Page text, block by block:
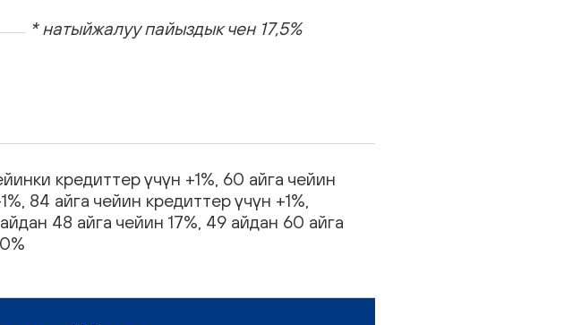
* натыйжалуу пайыздык чен 17,5%
кредиттер үчүн +1%, 60 айга чейин
84 айга чейин кредиттер үчүн +1%,
48 айга чейин 17%, 49 айдан 60 айга